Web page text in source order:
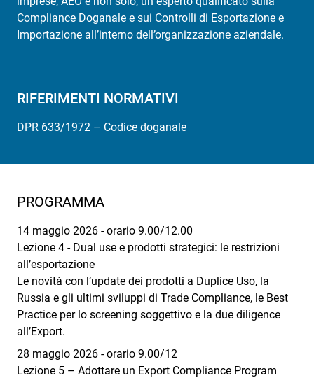
Compliance Doganale e sui Controlli di Esportazione e
Importazione all’interno dell’organizzazione aziendale.
RIFERIMENTI NORMATIVI
DPR 633/1972 – Codice doganale
PROGRAMMA
14 maggio 2026 - orario 9.00/12.00
Lezione 4 - Dual use e prodotti strategici: le restrizioni
all’esportazione
Le novità con l’update dei prodotti a Duplice Uso, la
Russia e gli ultimi sviluppi di Trade Compliance, le Best
Practice per lo screening soggettivo e la due diligence
all’Export.
28 maggio 2026 - orario 9.00/12
Lezione 5 – Adottare un Export Compliance Program